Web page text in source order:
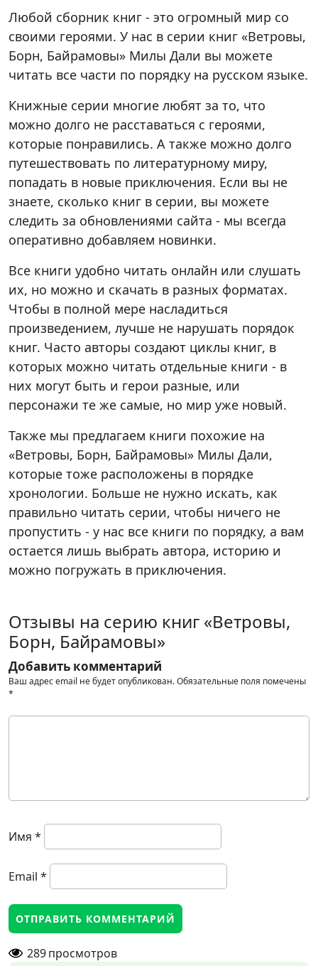
Любой сборник книг - это огромный мир со
своими героями. У нас в серии книг «Ветровы,
Борн, Байрамовы» Милы Дали вы можете
читать все части по порядку на русском языке.
Книжные серии многие любят за то, что
можно долго не расставаться с героями,
которые понравились. А также можно долго
путешествовать по литературному миру,
попадать в новые приключения. Если вы не
знаете, сколько книг в серии, вы можете
следить за обновлениями сайта - мы всегда
оперативно добавляем новинки.
Все книги удобно читать онлайн или слушать
их, но можно и скачать в разных форматах.
Чтобы в полной мере насладиться
произведением, лучше не нарушать порядок
книг. Часто авторы создают циклы книг, в
которых можно читать отдельные книги - в
них могут быть и герои разные, или
персонажи те же самые, но мир уже новый.
Также мы предлагаем книги похожие на
«Ветровы, Борн, Байрамовы» Милы Дали,
которые тоже расположены в порядке
хронологии. Больше не нужно искать, как
правильно читать серии, чтобы ничего не
пропустить - у нас все книги по порядку, а вам
остается лишь выбрать автора, историю и
можно погружать в приключения.
Отзывы на серию книг «Ветровы,
Борн, Байрамовы»
Добавить комментарий
Ваш адрес email не будет опубликован.Обязательные поля помечены
*
Имя *
Email *
289просмотров